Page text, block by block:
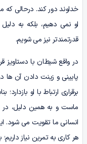
خداوند دور کند. درحالی که ما
او نمی دهیم، بلکه به
قدرتمندتر نیز می شویم.
در واقع شیطان با
پایینی و زینت دادن آن ها
برقراری ارتباط با او
ماست و به همین دلیل،
انسانی ما تقویت می
هر کاری به تمرین نیاز